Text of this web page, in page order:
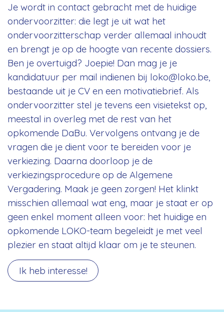
Je wordt in contact gebracht met de huidige
ondervoorzitter: die legt je uit wat het
ondervoorzitterschap verder allemaal inhoudt
en brengt je op de hoogte van recente dossiers.
Ben je overtuigd? Joepie! Dan mag je je
kandidatuur per mail indienen bij loko@loko.be,
bestaande uit je CV en een motivatiebrief. Als
ondervoorzitter stel je tevens een visietekst op,
meestal in overleg met de rest van het
opkomende DaBu. Vervolgens ontvang je de
vragen die je dient voor te bereiden voor je
verkiezing. Daarna doorloop je de
verkiezingsprocedure op de Algemene
Vergadering. Maak je geen zorgen! Het klinkt
misschien allemaal wat eng, maar je staat er op
geen enkel moment alleen voor: het huidige en
opkomende LOKO-team begeleidt je met veel
plezier en staat altijd klaar om je te steunen.
Ik heb interesse!